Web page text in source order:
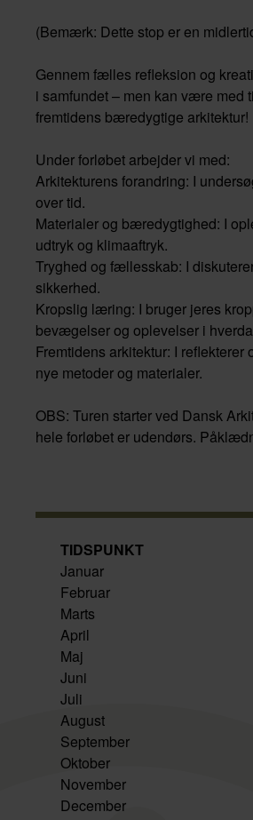
(Bemærk: Dette stop er en
Gennem fælles refleksion og
i samfundet – men kan være med
fremtidens bæredygtige arkitektur!
Under forløbet arbejder vi med:
Arkitekturens forandring: I
over tid.
Materialer og bæredygtighed: I
udtryk og klimaaftryk.
Tryghed og fællesskab: I
sikkerhed.
Kropslig læring: I bruger jeres
bevægelser og oplevelser i
Fremtidens arkitektur: I
nye metoder og materialer.
OBS: Turen starter ved Dansk
hele forløbet er udendørs.
TIDSPUNKT
Januar
Februar
Marts
April
Maj
Juni
Juli
August
September
Oktober
November
December